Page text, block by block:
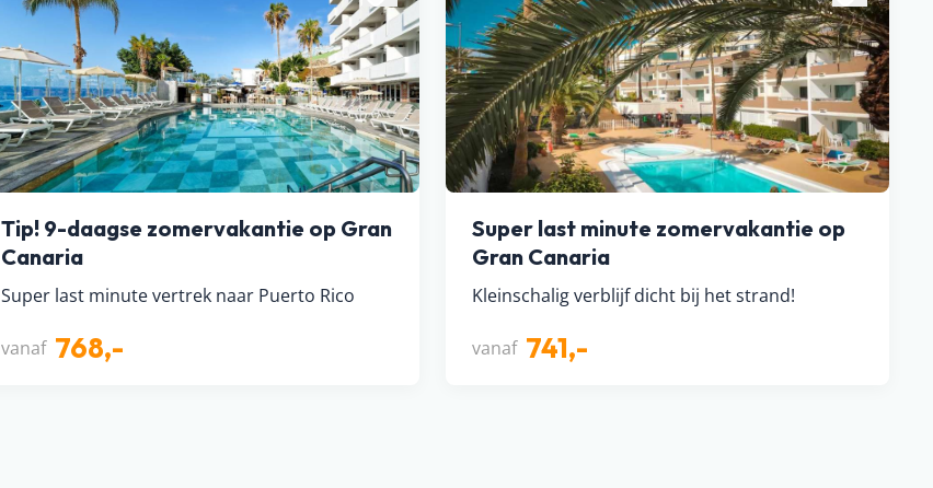
Tip! 9-daagse zomervakantie op Gran
Canaria
Super last minute vertrek naar Puerto Rico
vanaf 768,-
Super last minute zomervakantie op
Gran Canaria
Kleinschalig verblijf dicht bij het strand!
vanaf 741,-